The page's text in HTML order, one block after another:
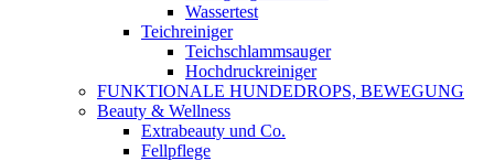
Wassertest
Teichreiniger
Teichschlammsauger
Hochdruckreiniger
FUNKTIONALE HUNDEDROPS, BEWEGUNG
Beauty & Wellness
Extrabeauty und Co.
Fellpflege